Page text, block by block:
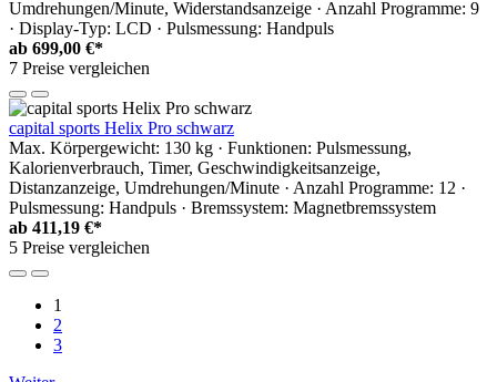
Umdrehungen/Minute, Widerstandsanzeige · Anzahl Programme: 9
· Display-Typ: LCD · Pulsmessung: Handpuls
ab 699,00 €*
7 Preise vergleichen
capital sports Helix Pro schwarz
Max. Körpergewicht: 130 kg · Funktionen: Pulsmessung,
Kalorienverbrauch, Timer, Geschwindigkeitsanzeige,
Distanzanzeige, Umdrehungen/Minute · Anzahl Programme: 12 ·
Pulsmessung: Handpuls · Bremssystem: Magnetbremssystem
ab 411,19 €*
5 Preise vergleichen
1
2
3